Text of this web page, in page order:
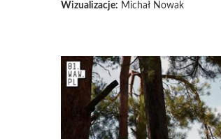
Wizualizacje: Michał Nowak